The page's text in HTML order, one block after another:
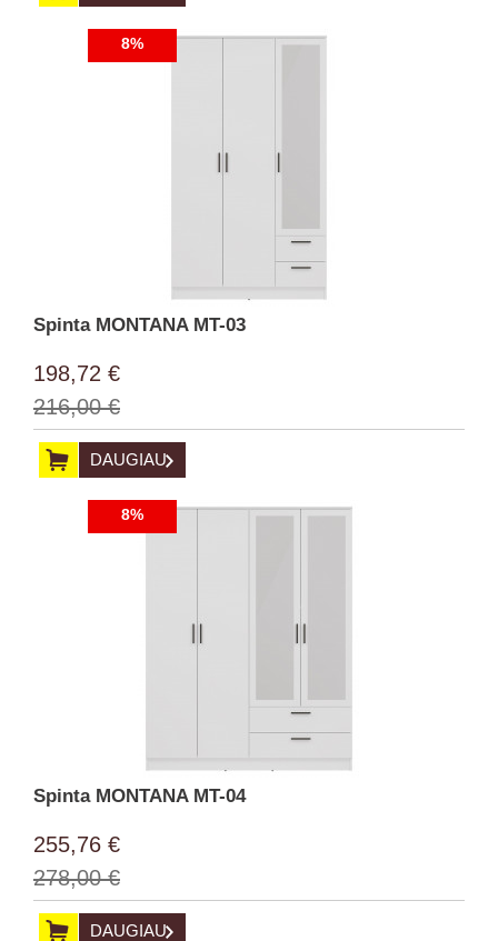
8%
Spinta MONTANA MT-03
198,72 €
216,00 €
DAUGIAU
8%
Spinta MONTANA MT-04
255,76 €
278,00 €
DAUGIAU